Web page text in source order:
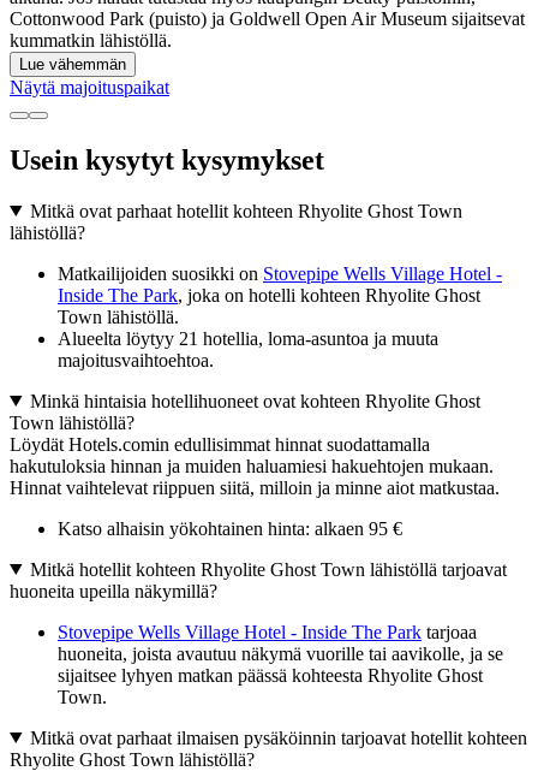
Cottonwood Park (puisto) ja Goldwell Open Air Museum sijaitsevat
kummatkin lähistöllä.
Lue vähemmän
Näytä majoituspaikat
Usein kysytyt kysymykset
Mitkä ovat parhaat hotellit kohteen Rhyolite Ghost Town
lähistöllä?
Matkailijoiden suosikki on Stovepipe Wells Village Hotel -
Inside The Park, joka on hotelli kohteen Rhyolite Ghost
Town lähistöllä.
Alueelta löytyy 21 hotellia, loma-asuntoa ja muuta
majoitusvaihtoehtoa.
Minkä hintaisia hotellihuoneet ovat kohteen Rhyolite Ghost
Town lähistöllä?
Löydät Hotels.comin edullisimmat hinnat suodattamalla
hakutuloksia hinnan ja muiden haluamiesi hakuehtojen mukaan.
Hinnat vaihtelevat riippuen siitä, milloin ja minne aiot matkustaa.
Katso alhaisin yökohtainen hinta: alkaen 95 €
Mitkä hotellit kohteen Rhyolite Ghost Town lähistöllä tarjoavat
huoneita upeilla näkymillä?
Stovepipe Wells Village Hotel - Inside The Park tarjoaa
huoneita, joista avautuu näkymä vuorille tai aavikolle, ja se
sijaitsee lyhyen matkan päässä kohteesta Rhyolite Ghost
Town.
Mitkä ovat parhaat ilmaisen pysäköinnin tarjoavat hotellit kohteen
Rhyolite Ghost Town lähistöllä?